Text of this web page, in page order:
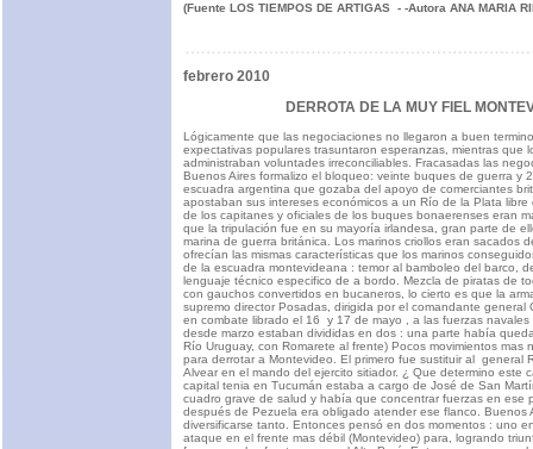
(Fuente LOS TIEMPOS DE ARTIGAS - -Autora ANA MARIA
febrero 2010
DERROTA DE LA MUY FIEL
Lógicamente que las negociaciones no llegaron a buen
expectativas populares trasuntaron esperanzas, mientras que
administraban voluntades irreconciliables. Fracasadas las
Buenos Aires formalizo el bloqueo: veinte buques de guerra y
escuadra argentina que gozaba del apoyo de comerciantes
apostaban sus intereses económicos a un Río de la Plata libre
de los capitanes y oficiales de los buques bonaerenses eran
que la tripulación fue en su mayoría irlandesa, gran parte de
marina de guerra británica. Los marinos criollos eran sacados
ofrecían las mismas características que los marinos
de la escuadra montevideana : temor al bamboleo del barco,
lenguaje técnico especifico de a bordo. Mezcla de piratas de
con gauchos convertidos en bucaneros, lo cierto es que la
supremo director Posadas, dirigida por el comandante general
en combate librado el 16 y 17 de mayo , a las fuerzas
desde marzo estaban divididas en dos : una parte había
Río Uruguay, con Romarete al frente) Pocos movimientos mas
para derrotar a Montevideo. El primero fue sustituir al general
Alvear en el mando del ejercito sitiador. ¿ Que determino este
capital tenia en Tucumán estaba a cargo de José de San
cuadro grave de salud y había que concentrar fuerzas en ese
después de Pezuela era obligado atender ese flanco. Buenos
diversificarse tanto. Entonces pensó en dos momentos : uno
ataque en el frente mas débil (Montevideo) para, logrando